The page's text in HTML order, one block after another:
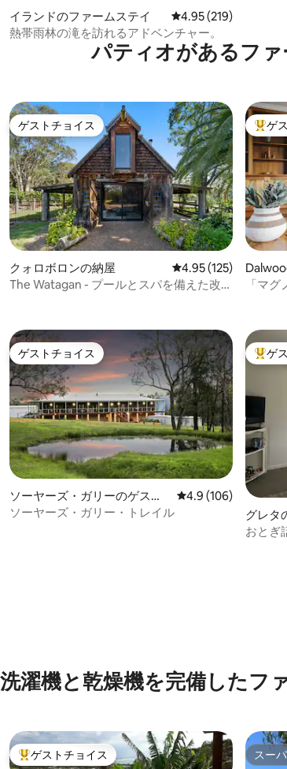
イランドのファームステイ レビュー219件、5つ
4.95 (219)
熱帯雨林の滝を訪れるアドベンチャー。
パティオがあるファ
、5つ星中4.91つ星の平均評価
ゲストチョイス
ゲストチョイス
クォロボロンの納屋 レビュー125件、5つ
4.95 (125)
The Watagan - プールとスパを備えた改装
大好
ゲ
「マ
、5つ星中4.86つ星の平均評価
ゲストチョイス
ゲストチョイス
ソーヤーズ・ガリーのゲスト
スイート
レビュー106件、5
4.9 (106)
ソーヤーズ・ガリー・トレイル
大好
ゲ
グレタ
おとぎ
洗濯機と乾燥機を完備したフ
大好評のゲストチョイスです。
ゲストチョイス スー
スー